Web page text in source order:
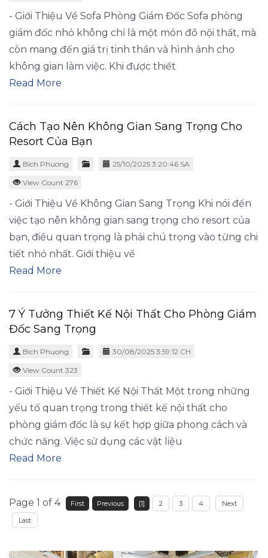
- Giới Thiệu Về Sofa Phòng Giám Đốc Sofa phòng
giám đốc nhỏ không chỉ là một món đồ nội thất, mà
còn mang đến giá trị tinh thần và hình ảnh cho
không gian làm việc. Khi được thiết
Read More
Cách Tạo Nên Không Gian Sang Trọng Cho
Resort Của Bạn
Bich Phuong 25/10/2025 3:20:46 SA
View Count 276
- Giới Thiệu Về Không Gian Sang Trọng Khi nói đến
việc tạo nên không gian sang trọng cho resort của
bạn, điều quan trọng là phải chú trọng vào từng chi
tiết nhỏ nhất. Giới thiệu về
Read More
7 Ý Tưởng Thiết Kế Nội Thất Cho Phòng Giám
Đốc Sang Trọng
Bich Phuong 30/08/2025 3:59:12 CH
View Count 323
- Giới Thiệu Về Thiết Kế Nội Thất Một trong những
yếu tố quan trọng trong thiết kế nội thất cho
phòng giám đốc là sự kết hợp giữa phong cách và
chức năng. Việc sử dụng các vật liệu
Read More
Page 1 of 4 First Previous [1] 2 3 4
Next
Last